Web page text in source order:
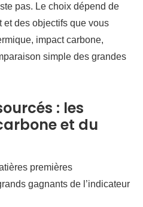
pas. Le choix dépend de
et des objectifs que vous
impact carbone,
simple des grandes
: les
et du
premières
gagnants de l’indicateur